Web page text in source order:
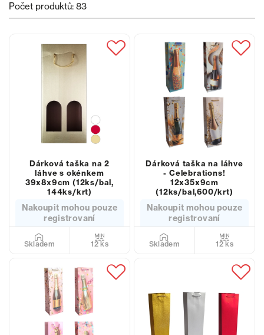
Počet produktů: 83
Dárková taška na 2
láhve s okénkem
39x8x9cm (12ks/bal,
144ks/krt)
Nakoupit mohou pouze
registrovaní
Skladem 12 ks
Dárková taška na láhve
- Celebrations!
12x35x9cm
(12ks/bal,600/krt)
Nakoupit mohou pouze
registrovaní
Skladem 12 ks